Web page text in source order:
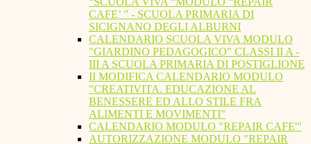
CAFE’ ” - SCUOLA PRIMARIA DI
SICIGNANO DEGLI ALBURNI
CALENDARIO SCUOLA VIVA MODULO
"GIARDINO PEDAGOGICO" CLASSI II A -
III A SCUOLA PRIMARIA DI POSTIGLIONE
II MODIFICA CALENDARIO MODULO
"CREATIVITA. EDUCAZIONE AL
BENESSERE ED ALLO STILE FRA
ALIMENTI E MOVIMENTI"
CALENDARIO MODULO "REPAIR CAFE'"
AUTORIZZAZIONE MODULO "REPAIR